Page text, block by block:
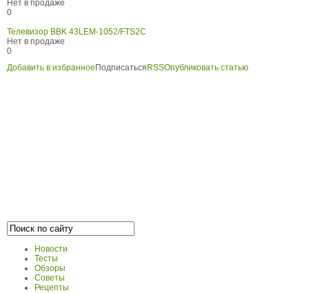
Нет в продаже
0
Телевизор BBK 43LEM-1052/FTS2C
Нет в продаже
0
Добавить в избранное Подписаться RSSОпубликовать статью
Новости
Тесты
Обзоры
Советы
Рецепты